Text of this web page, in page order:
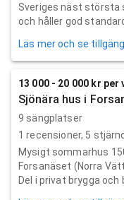
Sveriges näst största
och håller god
Läs mer och se
13 000 - 20 000 kr per
Sjönära hus i
9 sängplatser
1 recensioner, 5
Mysigt sommarhus
Forsanäset (Norra
Del i privat brygga och